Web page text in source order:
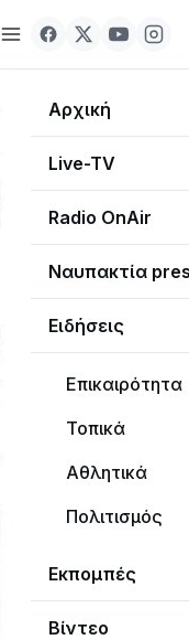
Αρχική
Live-TV
Radio OnAir
Ναυπακτία
Ειδήσεις
Επικαιρότητα
Τοπικά
Αθλητικά
Πολιτισμός
Εκπομπές
Βίντεο
ΑΛΛΑ ΧΩΡΙΣ
ΓΑΜΟΙ
ΜΟΥΣΙΚΗ
RTV